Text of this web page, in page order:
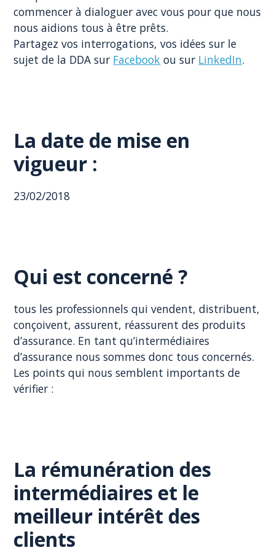
commencer à dialoguer avec vous pour que nous
nous aidions tous à être prêts.
Partagez vos interrogations, vos idées sur le
sujet de la DDA sur Facebook ou sur LinkedIn.
La date de mise en
vigueur :
23/02/2018
Qui est concerné ?
tous les professionnels qui vendent, distribuent,
conçoivent, assurent, réassurent des produits
d’assurance. En tant qu’intermédiaires
d’assurance nous sommes donc tous concernés.
Les points qui nous semblent importants de
vérifier :
La rémunération des
intermédiaires et le
meilleur intérêt des
clients